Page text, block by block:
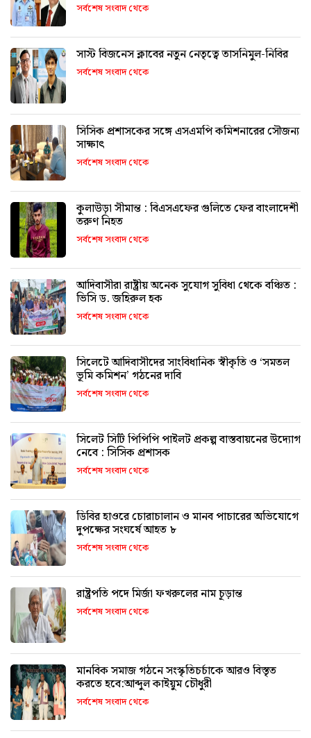
সর্বশেষ সংবাদ থেকে
সাস্ট বিজনেস ক্লাবের নতুন নেতৃত্বে তাসনিমুল-নিবির
সর্বশেষ সংবাদ থেকে
সিসিক প্রশাসকের সঙ্গে এসএমপি কমিশনারের সৌজন্য
সাক্ষাৎ
সর্বশেষ সংবাদ থেকে
কুলাউড়া সীমান্ত : বিএসএফের গুলিতে ফের বাংলাদেশী
তরুণ নিহত
সর্বশেষ সংবাদ থেকে
আদিবাসীরা রাষ্ট্রীয় অনেক সুযোগ সুবিধা থেকে বঞ্চিত :
ভিসি ড. জহিরুল হক
সর্বশেষ সংবাদ থেকে
সিলেটে আদিবাসীদের সাংবিধানিক স্বীকৃতি ও ‘সমতল
ভূমি কমিশন’ গঠনের দাবি
সর্বশেষ সংবাদ থেকে
সিলেট সিটি পিপিপি পাইলট প্রকল্প বাস্তবায়নের উদ্যোগ
নেবে : সিসিক প্রশাসক
সর্বশেষ সংবাদ থেকে
ডিবির হাওরে চোরাচালান ও মানব পাচারের অভিযোগে
দুপক্ষের সংঘর্ষে আহত ৮
সর্বশেষ সংবাদ থেকে
রাষ্ট্রপতি পদে মির্জা ফখরুলের নাম চূড়ান্ত
সর্বশেষ সংবাদ থেকে
মানবিক সমাজ গঠনে সংস্কৃতিচর্চাকে আরও বিস্তৃত
করতে হবে:আব্দুল কাইয়ুম চৌধুরী
সর্বশেষ সংবাদ থেকে